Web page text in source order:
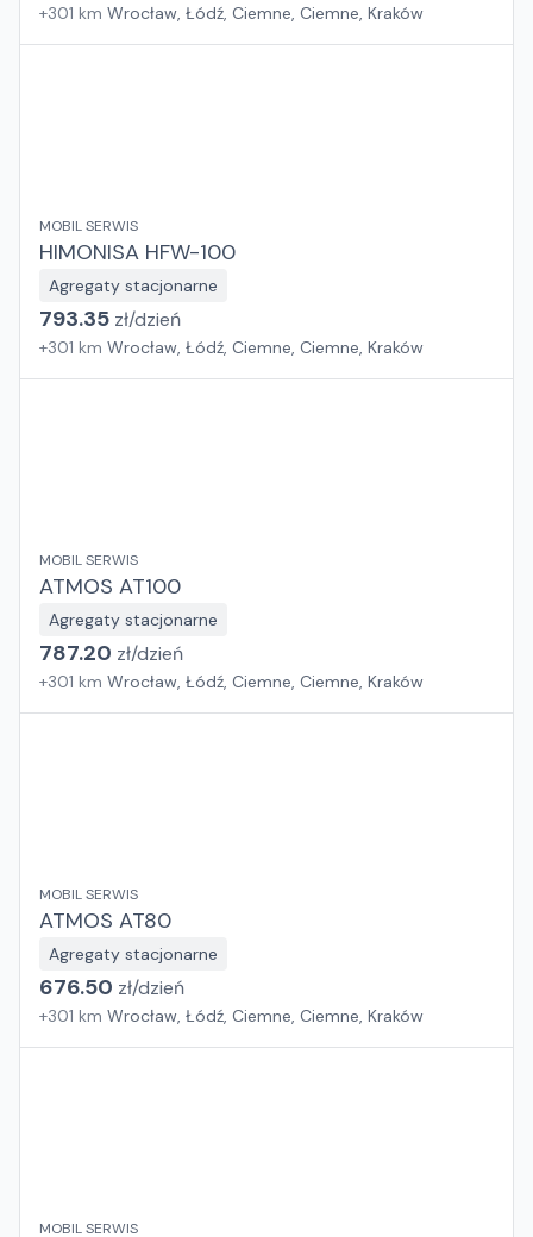
+301 km Wrocław, Łódź, Ciemne, Ciemne, Kraków
MOBIL SERWIS
HIMONISA HFW-100
Agregaty stacjonarne
793.35 zł/dzień
+301 km Wrocław, Łódź, Ciemne, Ciemne, Kraków
MOBIL SERWIS
ATMOS AT100
Agregaty stacjonarne
787.20 zł/dzień
+301 km Wrocław, Łódź, Ciemne, Ciemne, Kraków
MOBIL SERWIS
ATMOS AT80
Agregaty stacjonarne
676.50 zł/dzień
+301 km Wrocław, Łódź, Ciemne, Ciemne, Kraków
MOBIL SERWIS